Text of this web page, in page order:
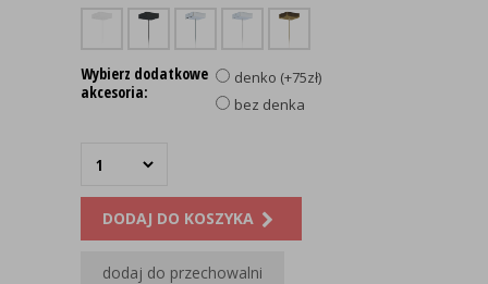
Wybierz dodatkowe
akcesoria:
denko (+75zł)
bez denka
DODAJ DO KOSZYKA
dodaj do przechowalni